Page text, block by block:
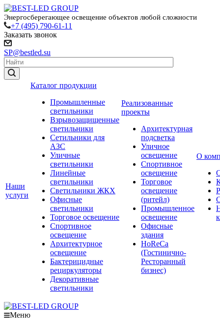
Энергосберегающее освещение объектов любой сложности
+7 (495) 790-61-11
Заказать звонок
SP@bestled.su
Наши
услуги
Каталог продукции
Промышленные
светильники
Взрывозащищенные
светильники
Сетильники для
АЗС
Уличные
светильники
Линейные
светильники
Светильники ЖКХ
Офисные
светильники
Торговое освещение
Спортивное
освещение
Архитектурное
освещение
Бактерицидные
рециркуляторы
Декоративные
светильники
Реализованные
проекты
Архитектурная
подсветка
Уличное
освещение
Спортивное
освещение
Торговое
освещение
(ритейл)
Промышленное
освещение
Офисные
здания
HoReCa
(Гостинично-
Ресторанный
бизнес)
О
Меню